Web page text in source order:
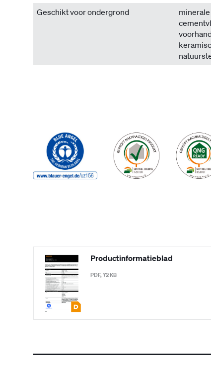
Geschikt voor ondergrond
Productinformatieblad
PDF, 72 KB